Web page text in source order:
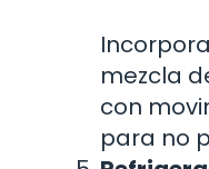
mezcla
con
para no